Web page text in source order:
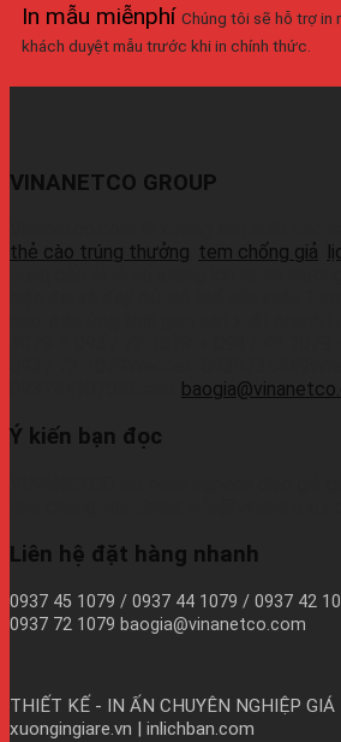
In mẫu miễnphí Chúng tôi sẽ hỗ trợ in
khách duyệt mẫu trước khi in chính thức.
VINANETCO GROUP
thẻ cào trúng thưởng tem chống giả
Ý kiến bạn đọc
Liên hệ đặt hàng nhanh
0937 45 1079 / 0937 44 1079 / 0937 42
0937 72 1079 baogia@vinanetco.com
THIẾT KẾ - IN ẤN CHUYÊN NGHIỆP GIÁ
xuongingiare.vn | inlichban.com